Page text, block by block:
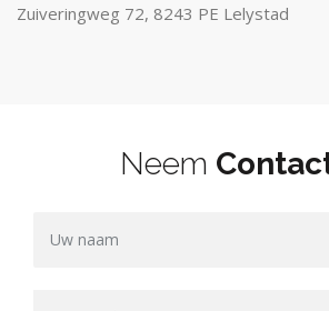
Zuiveringweg 72, 8243 PE Lelystad
Neem